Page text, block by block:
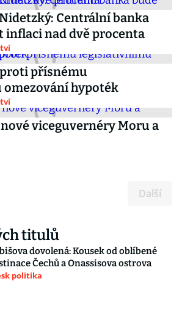
Centrální banka
inflaci nad dvě procenta
přísnému
hypoték
viceguvernéry Moru a
Další
titulů
dovolená: Kousek od oblíbené
Čechů a Onassisova ostrova
politika